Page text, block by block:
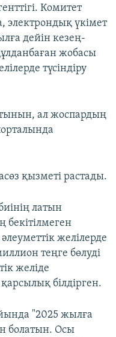
Комитет
үкімет
дейін кезең-
жобасы
түсіндіру
ал жоспардың
қызметі растады.
латын
бекітілмеген
желілерде
теңге бөлуді
желіде
білдірген.
"2025 жылға
болатын. Осы